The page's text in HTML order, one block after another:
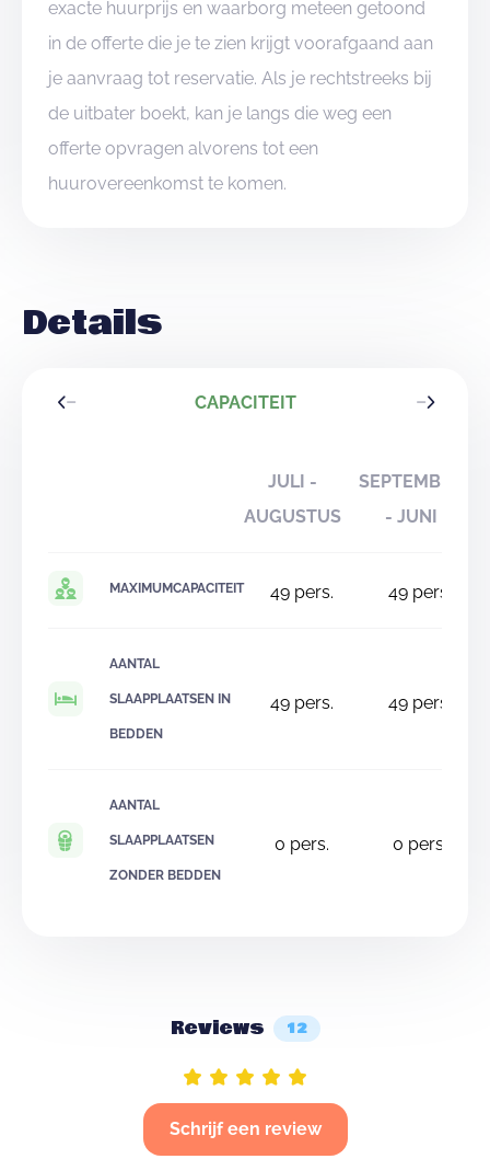
exacte huurprijs en waarborg meteen getoond
in de offerte die je te zien krijgt voorafgaand aan
je aanvraag tot reservatie. Als je rechtstreeks bij
de uitbater boekt, kan je langs die weg een
offerte opvragen alvorens tot een
huurovereenkomst te komen.
Details
CAPACITEIT
JULI -
AUGUSTUS
SEPTEMBER
- JUNI
MAXIMUMCAPACITEIT 49pers. 49 pers.
AANTAL
SLAAPPLAATSEN IN
BEDDEN
49pers. 49 pers.
AANTAL
SLAAPPLAATSEN
ZONDER BEDDEN
0 pers. 0 pers.
Reviews 12
Schrijf een review